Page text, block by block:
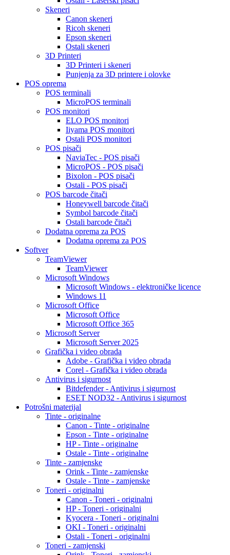
Skeneri
Canon skeneri
Ricoh skeneri
Epson skeneri
Ostali skeneri
3D Printeri
3D Printeri i skeneri
Punjenja za 3D printere i olovke
POS oprema
POS terminali
MicroPOS terminali
POS monitori
ELO POS monitori
Iiyama POS monitori
Ostali POS monitori
POS pisači
NaviaTec - POS pisači
MicroPOS - POS pisači
Bixolon - POS pisači
Ostali - POS pisači
POS barcode čitači
Honeywell barcode čitači
Symbol barcode čitači
Ostali barcode čitači
Dodatna oprema za POS
Dodatna oprema za POS
Softver
TeamViewer
TeamViewer
Microsoft Windows
Microsoft Windows - elektroničke licence
Windows 11
Microsoft Office
Microsoft Office
Microsoft Office 365
Microsoft Server
Microsoft Server 2025
Grafička i video obrada
Adobe - Grafička i video obrada
Corel - Grafička i video obrada
Antivirus i sigurnost
Bitdefender - Antivirus i sigurnost
ESET NOD32 - Antivirus i sigurnost
Potrošni materijal
Tinte - originalne
Canon - Tinte - originalne
Epson - Tinte - originalne
HP - Tinte - originalne
Ostale - Tinte - originalne
Tinte - zamjenske
Orink - Tinte - zamjenske
Ostale - Tinte - zamjenske
Toneri - originalni
Canon - Toneri - originalni
HP - Toneri - originalni
Kyocera - Toneri - originalni
OKI - Toneri - originalni
Ostali - Toneri - originalni
Toneri - zamjenski